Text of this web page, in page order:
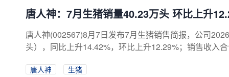
唐人神：7月生猪销量40.23万头 环比上升
唐人神(002567)8月7日发布7月生猪销售简报，公司
头），同比上升14.42%，环比上升12.29%；销售收入
唐人神
生猪